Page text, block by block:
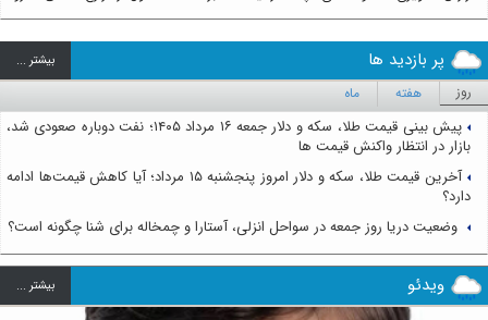
پر بازدید ها بيشتر ...
روز هفته ماه
پیش بینی قیمت طلا، سکه و دلار جمعه ۱۶ مرداد ۱۴۰۵؛ نفت دوباره صعودی شد،
بازار در انتظار واکنش قیمت ها
آخرین قیمت طلا، سکه و دلار امروز پنجشنبه ۱۵ مرداد؛ آیا کاهش قیمت‌ها ادامه
دارد؟
وضعیت دریا روز جمعه در سواحل انزلی، آستارا و چمخاله برای شنا چگونه است؟
ویدئو بيشتر ...